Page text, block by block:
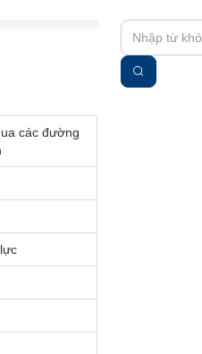
các đường